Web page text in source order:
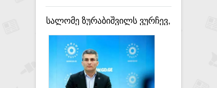
სალომე ზურაბიშვილს ვურჩევ,
მკაცრად გააკრიტიკოს თავისი
მეგობარი მაკრონი -
მდინარაძე